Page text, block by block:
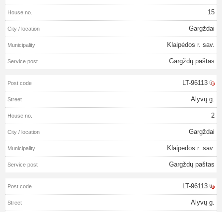
15
Gargždai
Klaipėdos r. sav.
Gargždų paštas
LT-96113
Alyvų g.
2
Gargždai
Klaipėdos r. sav.
Gargždų paštas
LT-96113
Alyvų g.